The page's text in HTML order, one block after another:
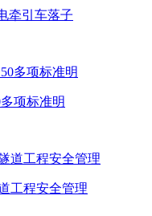
牵引车落子
项标准明
工程安全管理